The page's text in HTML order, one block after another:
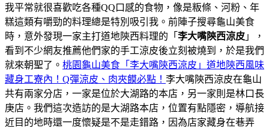
我平常就很喜歡吃各種QQ口感的食物，像是粄條、河粉、年
糕這類有嚼勁的料理總是特別吸引我。前陣子搜尋龜山美食
時，意外發現一家主打道地陝西料理的「 李大嘴陝西涼皮 」，
看到不少網友推薦他們家的手工涼皮後立刻被燒到，於是我們
就來朝聖了。 桃園龜山美食「李大嘴陝西涼皮」道地陝西風味
藏身工寮內！Q彈涼皮、肉夾饃必點！ 李大嘴陝西涼皮在龜山
共有兩家分店，一家是位於大湖路的本店，另一家則是林口長
庚店。我們這次造訪的是大湖路本店，位置有點隱密，導航接
近目的地時還一度懷疑是不是走錯路，因為店家藏身在巷弄